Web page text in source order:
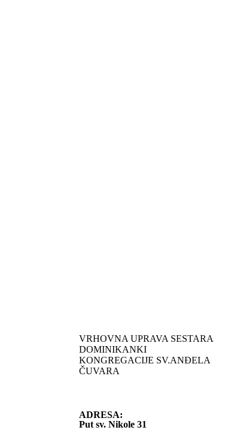
VRHOVNA UPRAVA SESTARA
DOMINIKANKI
KONGREGACIJE SV.ANĐELA
ČUVARA
ADRESA:
Put sv. Nikole 31